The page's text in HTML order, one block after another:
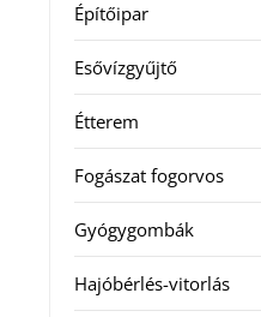
Építőipar
Esővízgyűjtő
Étterem
Fogászat fogorvos
Gyógygombák
Hajóbérlés-vitorlás